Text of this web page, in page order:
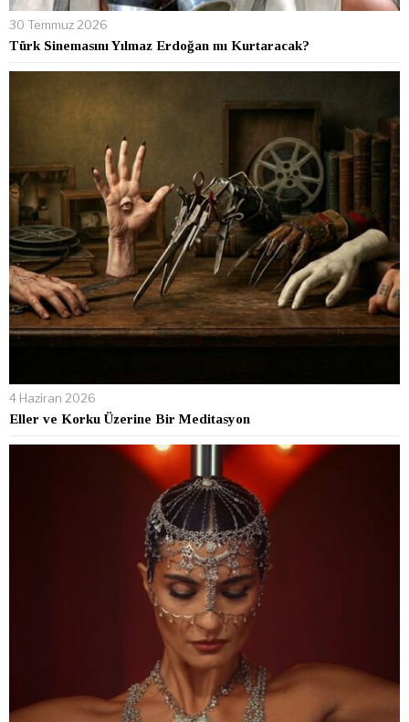
30 Temmuz 2026
Türk Sinemasını Yılmaz Erdoğan mı Kurtaracak?
4 Haziran 2026
Eller ve Korku Üzerine Bir Meditasyon